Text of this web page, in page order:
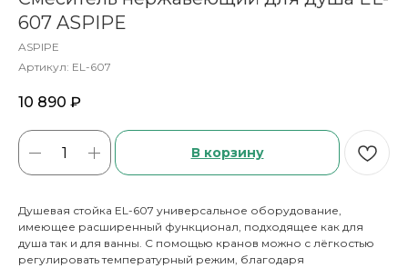
607 ASPIPE
ASPIPE
Артикул: EL-607
10 890 ₽
В корзину
Душевая стойка EL-607 универсальное оборудование,
имеющее расширенный функционал, подходящее как для
душа так и для ванны. С помощью кранов можно с лёгкостью
регулировать температурный режим, благодаря